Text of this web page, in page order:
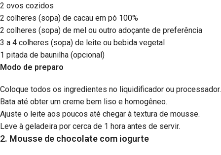
2 ovos cozidos
2 colheres (sopa) de cacau em pó 100%
2 colheres (sopa) de mel ou outro adoçante de preferência
3 a 4 colheres (sopa) de leite ou bebida vegetal
1 pitada de baunilha (opcional)
Modo de preparo
Coloque todos os ingredientes no liquidificador ou processador.
Bata até obter um creme bem liso e homogêneo.
Ajuste o leite aos poucos até chegar à textura de mousse.
Leve à geladeira por cerca de 1 hora antes de servir.
2. Mousse de chocolate com iogurte